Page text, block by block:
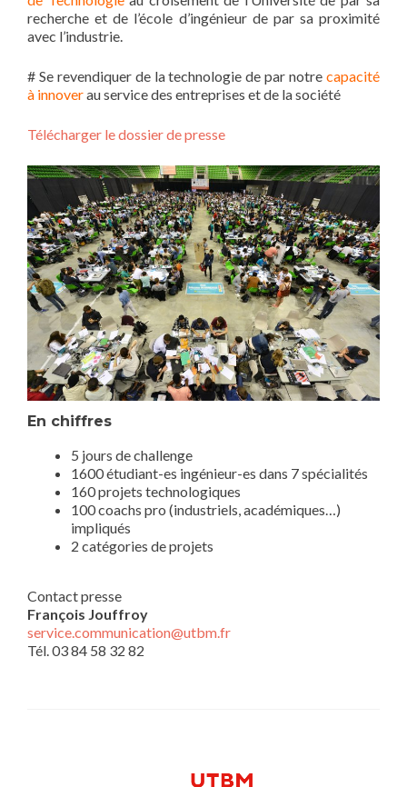
recherche et de l’école d’ingénieur de par sa proximité
avec l’industrie.
# Se revendiquer de la technologie de par notre capacité
à innoverau service des entreprises et de la société
Télécharger le dossier de presse
En chiffres
5 jours de challenge
1600 étudiant-es ingénieur-es dans 7 spécialités
160 projets technologiques
100 coachs pro (industriels, académiques…)
impliqués
2 catégories de projets
Contact presse
François Jouffroy
service.communication@utbm.fr
Tél. 03 84 58 32 82